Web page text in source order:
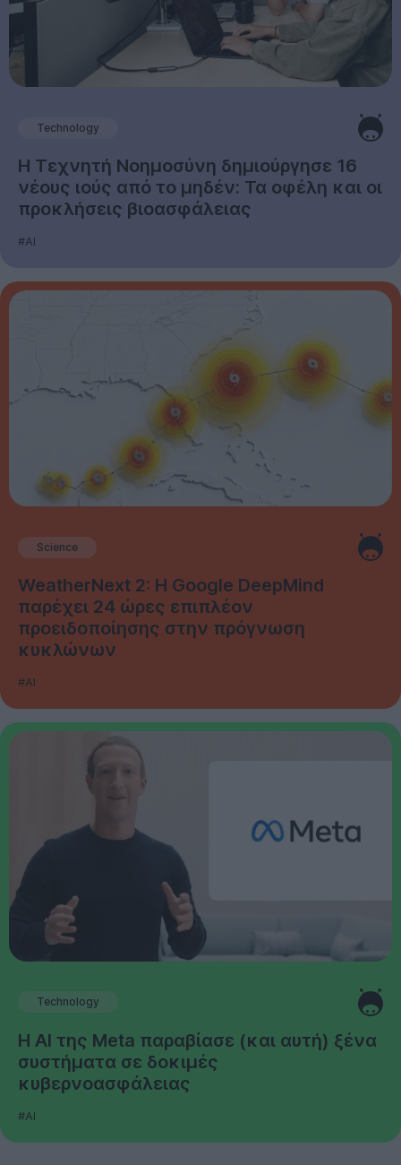
Technology
Η Τεχνητή Νοημοσύνη δημιούργησε 16
νέους ιούς από το μηδέν: Τα οφέλη και οι
προκλήσεις βιοασφάλειας
#AI
Science
WeatherNext 2: Η Google DeepMind
παρέχει 24 ώρες επιπλέον
προειδοποίησης στην πρόγνωση
κυκλώνων
#AI
Technology
Η AI της Meta παραβίασε (και αυτή) ξένα
συστήματα σε δοκιμές
κυβερνοασφάλειας
#AI